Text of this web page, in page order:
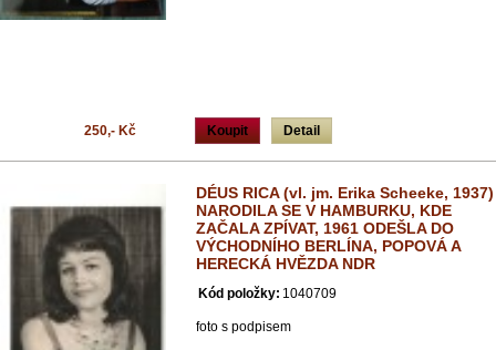
Koupit Detail
250,- Kč
DÉUS RICA (vl. jm. Erika Scheeke, 1937)
NARODILA SE V HAMBURKU, KDE
ZAČALA ZPÍVAT, 1961 ODEŠLA DO
VÝCHODNÍHO BERLÍNA, POPOVÁ A
HERECKÁ HVĚZDA NDR
Kód položky: 1040709
foto s podpisem